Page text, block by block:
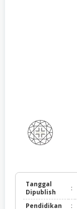
Tanggal
Dipublish
:
Pendidikan :